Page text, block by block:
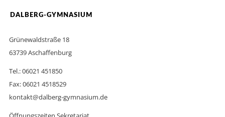
DALBERG-GYMNASIUM
Grünewaldstraße 18
63739 Aschaffenburg
Tel.: 06021 451850
Fax: 06021 4518529
kontakt@dalberg-gymnasium.de